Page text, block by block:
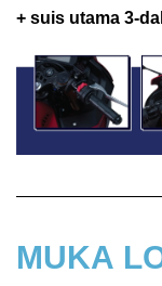
+ suis utama 3-
MUKA